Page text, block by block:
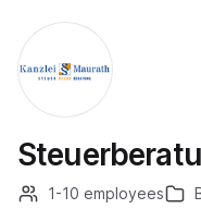
1-10 employees